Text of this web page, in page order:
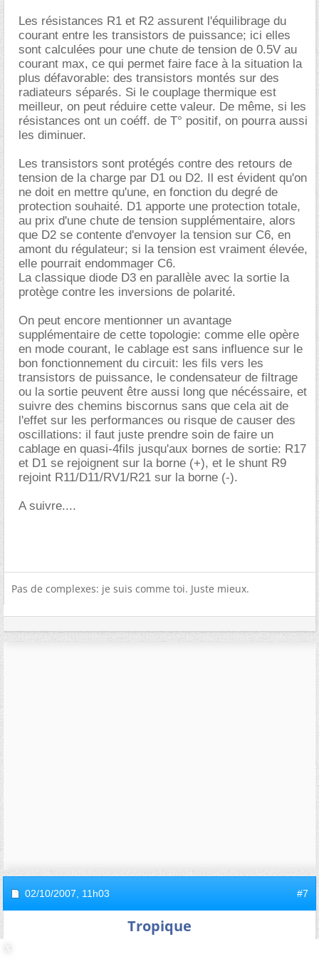
Les résistances R1 et R2 assurent l'équilibrage du
courant entre les transistors de puissance; ici elles
sont calculées pour une chute de tension de 0.5V au
courant max, ce qui permet faire face à la situation la
plus défavorable: des transistors montés sur des
radiateurs séparés. Si le couplage thermique est
meilleur, on peut réduire cette valeur. De même, si les
résistances ont un coéff. de T° positif, on pourra aussi
les diminuer.
Les transistors sont protégés contre des retours de
tension de la charge par D1 ou D2. Il est évident qu'on
ne doit en mettre qu'une, en fonction du degré de
protection souhaité. D1 apporte une protection totale,
au prix d'une chute de tension supplémentaire, alors
que D2 se contente d'envoyer la tension sur C6, en
amont du régulateur; si la tension est vraiment élevée,
elle pourrait endommager C6.
La classique diode D3 en parallèle avec la sortie la
protège contre les inversions de polarité.
On peut encore mentionner un avantage
supplémentaire de cette topologie: comme elle opère
en mode courant, le cablage est sans influence sur le
bon fonctionnement du circuit: les fils vers les
transistors de puissance, le condensateur de filtrage
ou la sortie peuvent être aussi long que nécéssaire, et
suivre des chemins biscornus sans que cela ait de
l'effet sur les performances ou risque de causer des
oscillations: il faut juste prendre soin de faire un
cablage en quasi-4fils jusqu'aux bornes de sortie: R17
et D1 se rejoignent sur la borne (+), et le shunt R9
rejoint R11/D11/RV1/R21 sur la borne (-).
A suivre....
Pas de complexes: je suis comme toi. Juste mieux.
02/10/2007, 11h03 #7
Tropique